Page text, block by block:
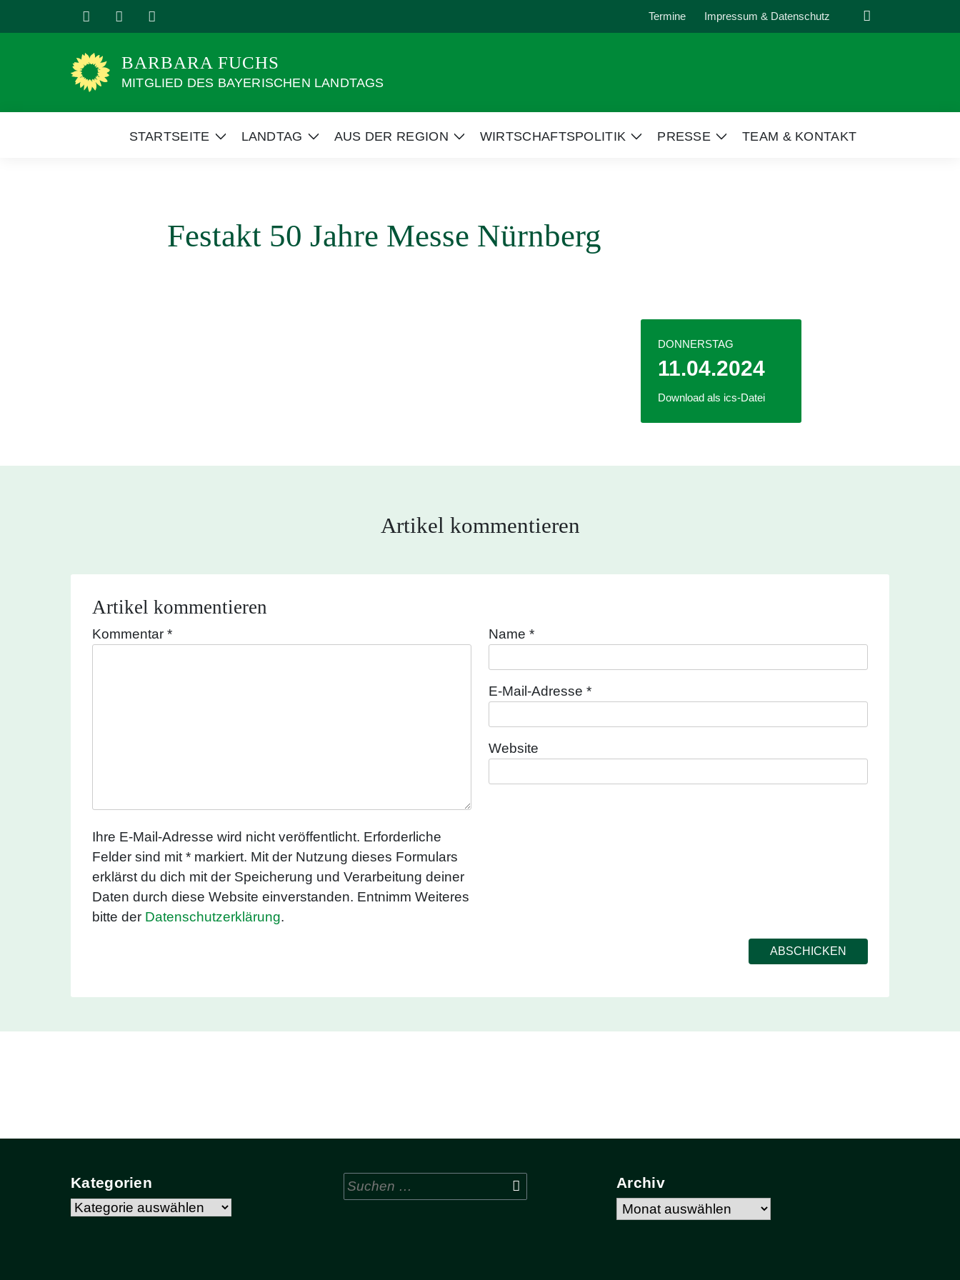
Termine Impressum & Datenschutz Suche
BARBARA FUCHS
MITGLIED DES BAYERISCHEN LANDTAGS
STARTSEITE
Zeige
LANDTAG
Zeige
AUS DER REGION
Zeige
WIRTSCHAFTSPOLITIK
Zeige
PRESSE
Zeige
TEAM & KONTAKT
Festakt 50 Jahre Messe Nürnberg
DONNERSTAG
11.04.2024
Download als ics-Datei
Artikel kommentieren
Artikel kommentieren
Kommentar *
Ihre E-Mail-Adresse wird nicht veröffentlicht. Erforderliche
Felder sind mit * markiert. Mit der Nutzung dieses Formulars
erklärst du dich mit der Speicherung und Verarbeitung deiner
Daten durch diese Website einverstanden. Entnimm Weiteres
bitte der Datenschutzerklärung.
Name *
E-Mail-Adresse *
Website
Kategorien
Kategorien
Suchen
nach:
Archiv
Archiv